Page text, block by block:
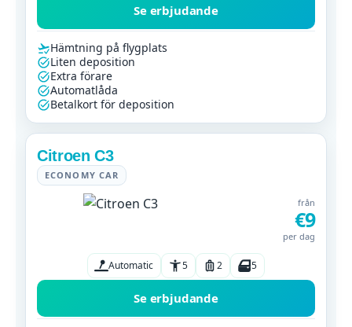
Se erbjudande
Hämtning på flygplats
Liten deposition
Extra förare
Automatlåda
Betalkort för deposition
Citroen C3
ECONOMY CAR
från
€9
per dag
Automatic 5 2 5
Se erbjudande